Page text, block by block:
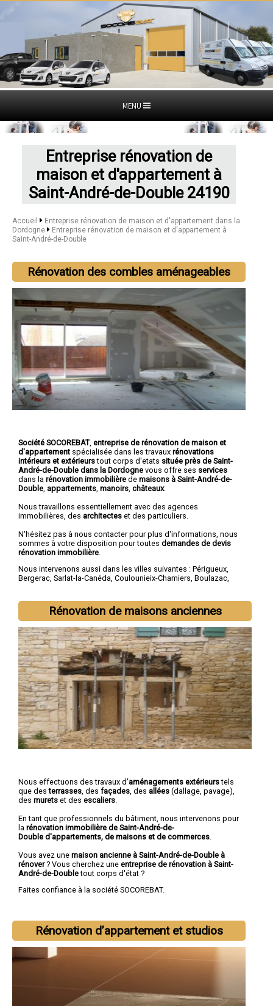
MENU
Entreprise rénovation de
maison et d'appartement à
Saint-André-de-Double 24190
Accueil
Entreprise rénovation de maison et d'appartement dans la
Dordogne
Entreprise rénovation de maison et d'appartement à
Saint-André-de-Double
Rénovation des combles aménageables
Société SOCOREBAT, entreprise de rénovation de maison et
d'appartement spécialisée dans les travaux rénovations
intérieurs et extérieurstout corps d'etats située près de Saint-
André-de-Double dans la Dordogne vous offre ses services
dans la rénovation immobilière de maisons à Saint-André-de-
Double appartements manoirs châteaux.
Nous travaillons essentiellement avec des agences
immobilières, des architectes et des particuliers.
N'hésitez pas à nous contacter pour plus d'informations, nous
sommes à votre disposition pour toutes demandes de devis
rénovation immobilière
Nous intervenons aussi dans les villes suivantes : Périgueux,
Bergerac, Sarlat-la-Canéda, Coulounieix-Chamiers, Boulazac,
Rénovation de maisons anciennes
Nous effectuons des travaux d'aménagements extérieurstels
que desterrasses , des façades , des allées (dallage, pavage),
des murets et des escaliers
En tant que professionnels du bâtiment, nous intervenons pour
la rénovation immobilière de Saint-André-de-
Double d'appartements, de maisons et de commerces
Vous avez une maison ancienne à Saint-André-de-Double à
rénover? Vous cherchez une entreprise de rénovation à Saint-
André-de-Doubletout corps d'état ?
Faites confiance à la société SOCOREBAT.
Rénovation d’appartement et studios